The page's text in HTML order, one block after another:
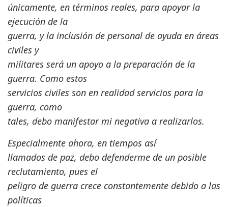
únicamente, en términos reales, para apoyar la
ejecución de la
guerra, y la inclusión de personal de ayuda en áreas
civiles y
militares será un apoyo a la preparación de la
guerra. Como estos
servicios civiles son en realidad servicios para la
guerra, como
tales, debo manifestar mi negativa a realizarlos.
Especialmente ahora, en tiempos así
llamados de paz, debo defenderme de un posible
reclutamiento, pues el
peligro de guerra crece constantemente debido a las
políticas